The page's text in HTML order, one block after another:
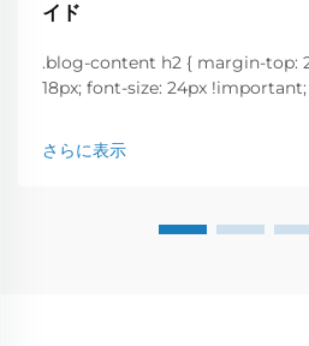
イド
.blog-content h2 { margin-top:
18px; font-size: 24px
margin-bottom: 18px; font-
w...
さらに表示